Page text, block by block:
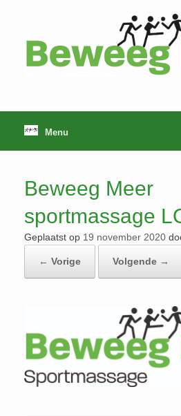
Menu
Beweeg Meer
sportmassage
Geplaatst op 19 november 2020
← Vorige Volgende →